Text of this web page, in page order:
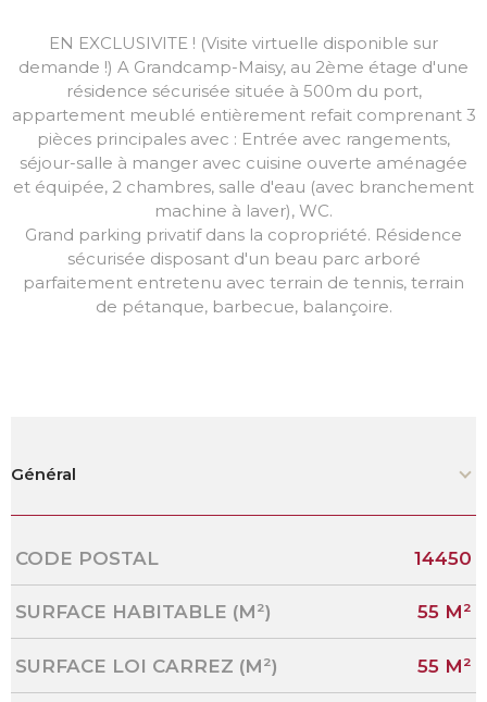
EN EXCLUSIVITE ! (Visite virtuelle disponible sur
demande !) A Grandcamp-Maisy, au 2ème étage d'une
résidence sécurisée située à 500m du port,
appartement meublé entièrement refait comprenant 3
pièces principales avec : Entrée avec rangements,
séjour-salle à manger avec cuisine ouverte aménagée
et équipée, 2 chambres, salle d'eau (avec branchement
machine à laver), WC.
Grand parking privatif dans la copropriété. Résidence
sécurisée disposant d'un beau parc arboré
parfaitement entretenu avec terrain de tennis, terrain
de pétanque, barbecue, balançoire.
Général
Caractérisque Valeurs
CODE POSTAL 14450
SURFACE HABITABLE (M²) 55 M²
SURFACE LOI CARREZ (M²) 55 M²